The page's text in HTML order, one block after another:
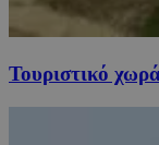
Τουριστικό